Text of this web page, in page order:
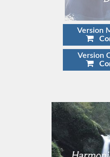
Version
Version